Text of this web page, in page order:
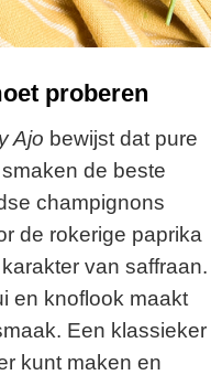
proberen
Ajo bewijst dat pure
de beste
champignons
de rokerige paprika
van saffraan.
en knoflook maakt
Een klassieker
kunt maken en